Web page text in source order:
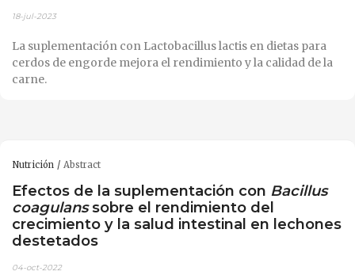
18-jul-2023
La suplementación con Lactobacillus lactis en dietas para
cerdos de engorde mejora el rendimiento y la calidad de la
carne.
Nutrición Abstract
Efectos de la suplementación con Bacillus
coagulanssobre el rendimiento del
crecimiento y la salud intestinal en lechones
destetados
04-oct-2022